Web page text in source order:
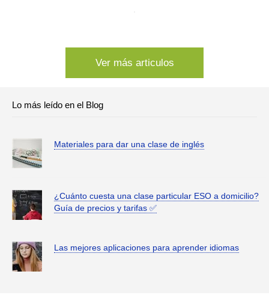
Ver más articulos
Lo más leído en el Blog
Materiales para dar una clase de inglés
¿Cuánto cuesta una clase particular ESO a domicilio?
Guía de precios y tarifas ✅
Las mejores aplicaciones para aprender idiomas